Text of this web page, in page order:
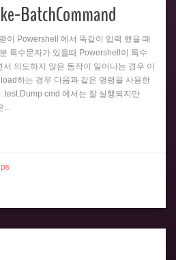
BatchCommand
이 Powershell 에서 똑같이 입력 했을 때
특수문자가 있을때 Powershell이 특수
의도하지 않은 동작이 일어나는 경우 이
하는 경우 다음과 같은 명령을 사용한
cmd 에서는 잘 실행되지만
...